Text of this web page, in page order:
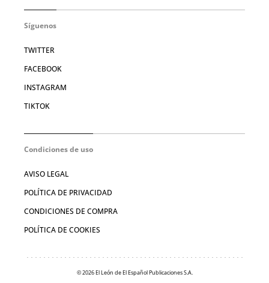
Síguenos
TWITTER
FACEBOOK
INSTAGRAM
TIKTOK
Condiciones de uso
AVISO LEGAL
POLÍTICA DE PRIVACIDAD
CONDICIONES DE COMPRA
POLÍTICA DE COOKIES
© 2026 El León de El Español Publicaciones S.A.